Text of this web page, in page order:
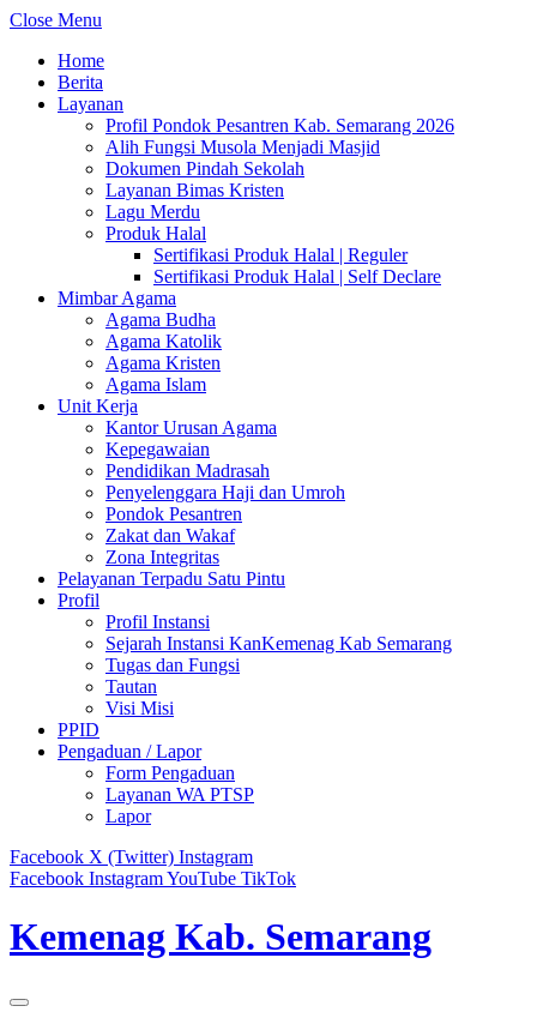
Close Menu
Home
Berita
Layanan
Profil Pondok Pesantren Kab. Semarang 2026
Alih Fungsi Musola Menjadi Masjid
Dokumen Pindah Sekolah
Layanan Bimas Kristen
Lagu Merdu
Produk Halal
Sertifikasi Produk Halal | Reguler
Sertifikasi Produk Halal | Self Declare
Mimbar Agama
Agama Budha
Agama Katolik
Agama Kristen
Agama Islam
Unit Kerja
Kantor Urusan Agama
Kepegawaian
Pendidikan Madrasah
Penyelenggara Haji dan Umroh
Pondok Pesantren
Zakat dan Wakaf
Zona Integritas
Pelayanan Terpadu Satu Pintu
Profil
Profil Instansi
Sejarah Instansi KanKemenag Kab Semarang
Tugas dan Fungsi
Tautan
Visi Misi
PPID
Pengaduan / Lapor
Form Pengaduan
Layanan WA PTSP
Lapor
Facebook X (Twitter) Instagram
Facebook InstagramYouTube TikTok
Kemenag Kab. Semarang